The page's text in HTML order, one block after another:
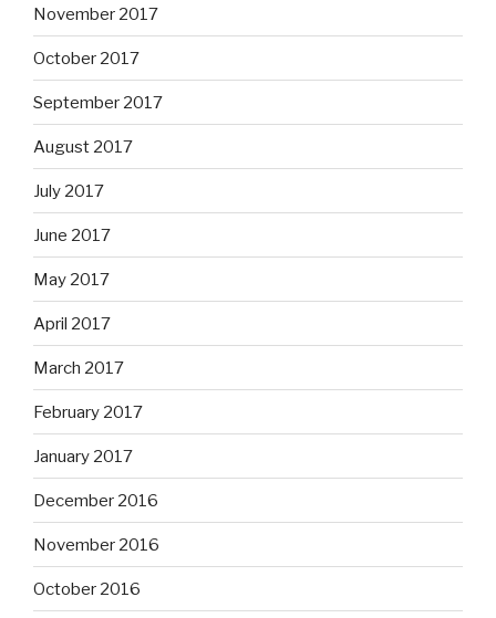
November 2017
October 2017
September 2017
August 2017
July 2017
June 2017
May 2017
April 2017
March 2017
February 2017
January 2017
December 2016
November 2016
October 2016